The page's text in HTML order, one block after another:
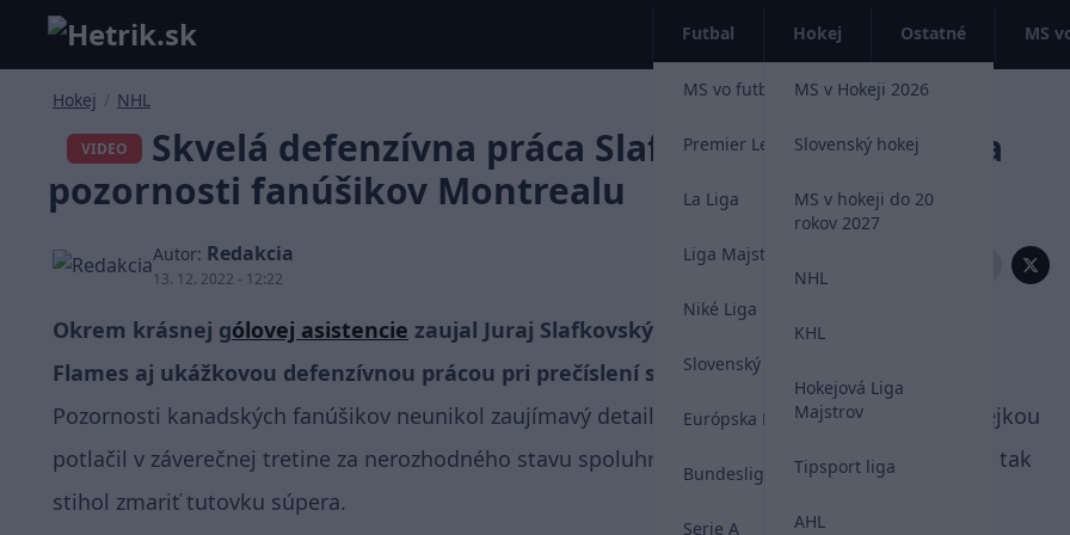
Futbal
MS vo futbale 2026
Premier League
La Liga
Liga Majstrov
Niké Liga
Slovenský futbal
Európska Liga
Bundesliga
Serie A
Hokej
MS v Hokeji 2026
Slovenský hokej
MS v hokeji do 20
rokov 2027
NHL
KHL
Hokejová Liga
Majstrov
Tipsport liga
AHL
Ostatné MS
Hokej / NHL
VIDEO
Skvelá defenzívna práca Slafkovského neunikla
pozornosti fanúšikov Montrealu
Autor: Redakcia
13. 12. 2022 - 12:22
Zdieľať:
Okrem krásnej gólovej asistencie zaujal Juraj Slafkovský v nočnom zápase proti Calgary
Flames aj ukážkovou defenzívnou prácou pri prečíslení súpera.
Pozornosti kanadských fanúšikov neunikol zaujímavý detail ako práve slovenský mladík hokejkou
potlačil v záverečnej tretine za nerozhodného stavu spoluhráča Johnathana Kovacevica, ktorý tak
stihol zmariť tutovku súpera.